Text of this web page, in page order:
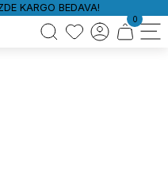
KARGO BEDAVA!
0